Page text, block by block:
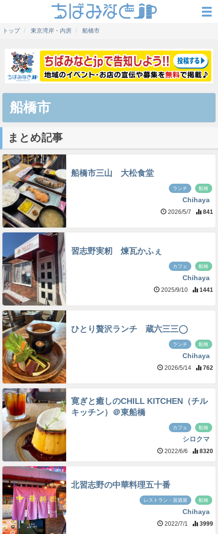
トップ 東京湾岸・内房 船橋市
船橋市
まとめ記事
船橋市三山 大松食堂
ランチ 船橋
Chihaya
2026/5/7 841
習志野実籾 煉瓦かふぇ
カフェ 船橋
Chihaya
2025/9/10 1441
ひとり贅沢ランチ 蔵六三三◯
ランチ 船橋
Chihaya
2026/5/14 762
寛ぎと癒しのCHILL KITCHEN（チル
キッチン）＠東船橋
カフェ 船橋
シロクマ
2022/6/6 8320
北習志野の中華料理五十番
レストラン・居酒屋 船橋
Chihaya
2022/7/1 3999